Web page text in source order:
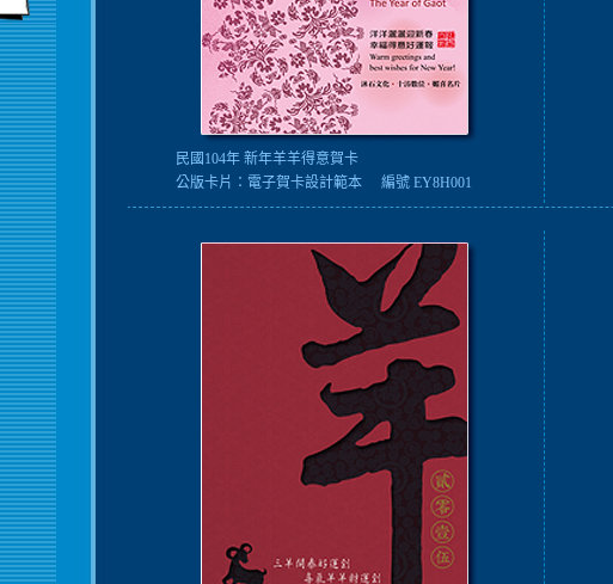
民國104年 新年羊羊得意賀卡
公版卡片： 電子賀卡設計範本 編號 EY8H001